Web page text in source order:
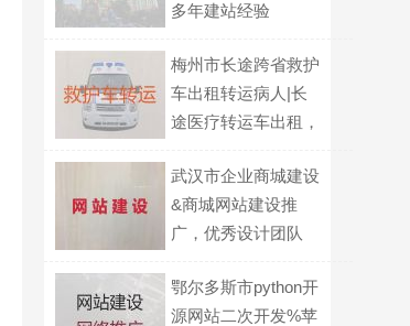
多年建站经验
梅州市长途跨省救护
车出租转运病人|长
途医疗转运车出租，
武汉市企业商城建设
&商城网站建设推
广，优秀设计团队
鄂尔多斯市python开
源网站二次开发%苹